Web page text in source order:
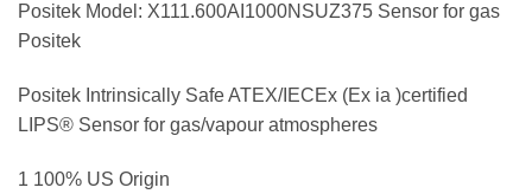
Positek Model: X111.600AI1000NSUZ375 Sensor for gas
Positek
Positek Intrinsically Safe ATEX/IECEx (Ex ia )certified
LIPS® Sensor for gas/vapour atmospheres
1 100% US Origin